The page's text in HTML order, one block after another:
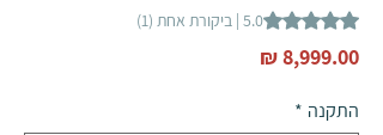
is 5.0 out of five stars based on 1 review
5.0 | ביקורת אחת (1)
התקנה *